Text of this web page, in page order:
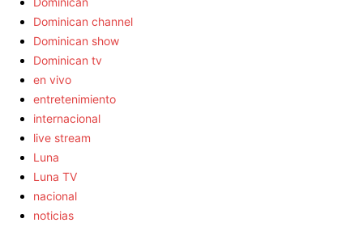
Dominican channel
Dominican show
Dominican tv
en vivo
entretenimiento
internacional
live stream
Luna
Luna TV
nacional
noticias